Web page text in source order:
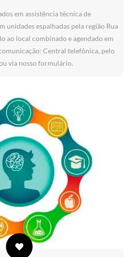
em assistência técnica de
unidades espalhadas pela região Rua
ao local combinado e agendado em
Central telefônica, pelo
via nosso formulário.